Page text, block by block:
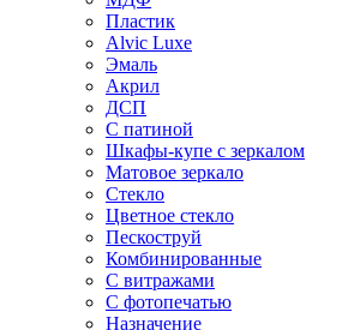
Пластик
Alvic Luxe
Эмаль
Акрил
ДСП
С патиной
Шкафы-купе с зеркалом
Матовое зеркало
Стекло
Цветное стекло
Пескоструй
Комбинированные
С витражами
С фотопечатью
Назначение